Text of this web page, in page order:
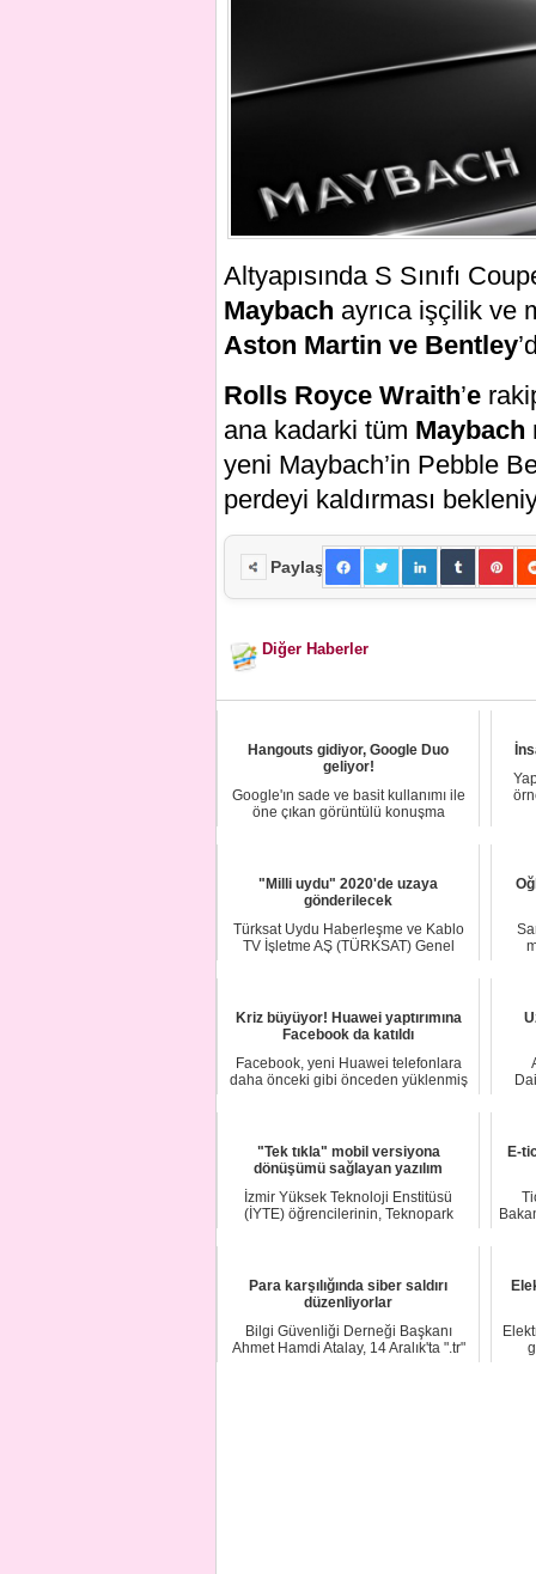
Altyapısında S Sınıfı
Maybach ayrıca işçilik ve
Aston Martin ve Bentley
Rolls Royce Wraith’e
ana kadarki tüm Maybach
yeni Maybach’in Pebble
perdeyi kaldırması
Paylaş
Diğer Haberler
Hangouts gidiyor, Google Duo
geliyor!
Google'ın sade ve basit kullanımı ile
öne çıkan görüntülü konuşma
"Milli uydu" 2020'de uzaya
gönderilecek
Türksat Uydu Haberleşme ve Kablo
TV İşletme AŞ (TÜRKSAT) Genel
Kriz büyüyor! Huawei yaptırımına
Facebook da katıldı
Facebook, yeni Huawei telefonlara
daha önceki gibi önceden yüklenmiş
"Tek tıkla" mobil versiyona
dönüşümü sağlayan yazılım
İzmir Yüksek Teknoloji Enstitüsü
(İYTE) öğrencilerinin, Teknopark
E-
Para karşılığında siber saldırı
düzenliyorlar
Bilgi Güvenliği Derneği Başkanı
Ahmet Hamdi Atalay, 14 Aralık'ta ".tr"